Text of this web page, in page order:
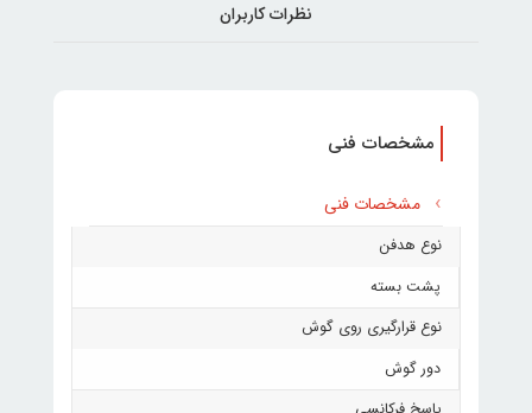
نظرات کاربران
مشخصات فنی
مشخصات فنی
نوع هدفن
پشت بسته
نوع قرارگیری روی گوش
دور گوش